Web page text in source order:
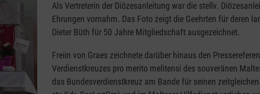
Als Vertreterin der Diözesanleitung war die stellv.
Ehrungen vornahm. Das Foto zeigt die Geehrten für deren
Dieter Büth für 50 Jahre Mitgliedschaft ausgezeichnet.
Freiin von Graes zeichnete darüber hinaus den
Verdienstkreuzes pro merito melitensi des souveränen
das Bundesverdienstkreuz am Bande für seinen